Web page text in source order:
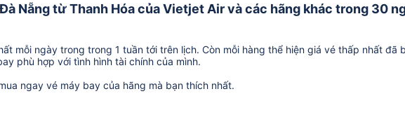
Nẵng từ Thanh Hóa của Vietjet Air và các hãng khác trong 30
mỗi ngày trong trong 1 tuần tới trên lịch. Còn mỗi hàng thể hiện giá vé thấp nhất đã
phù hợp với tình hình tài chính của mình.
ngay vé máy bay của hãng mà bạn thích nhất.